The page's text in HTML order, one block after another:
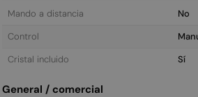
Mando a distancia
No
Control
Cristal incluido
Sí
General / comercial